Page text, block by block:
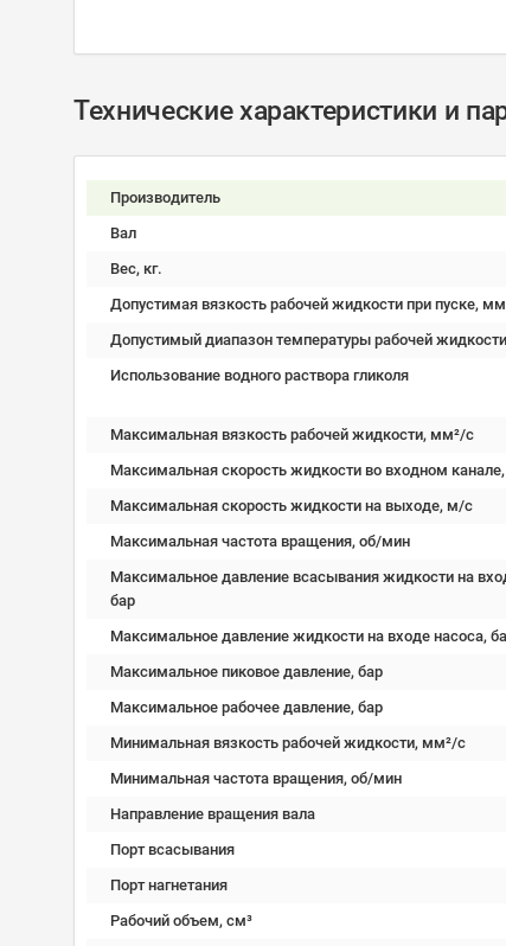
Технические характеристики и
Производитель
Вал
Вес, кг.
Допустимая вязкость рабочей жидкости при пуске,
Допустимый диапазон температуры рабочей жидкости
Использование водного раствора гликоля
Максимальная вязкость рабочей жидкости, мм²/c
Максимальная скорость жидкости во входном
Максимальная скорость жидкости на выходе, м/с
Максимальная частота вращения, об/мин
Максимальное давление всасывания жидкости на
бар
Максимальное давление жидкости на входе насоса,
Максимальное пиковое давление, бар
Максимальное рабочее давление, бар
Минимальная вязкость рабочей жидкости, мм²/c
Минимальная частота вращения, об/мин
Направление вращения вала
Порт всасывания
Порт нагнетания
Рабочий объем, см³